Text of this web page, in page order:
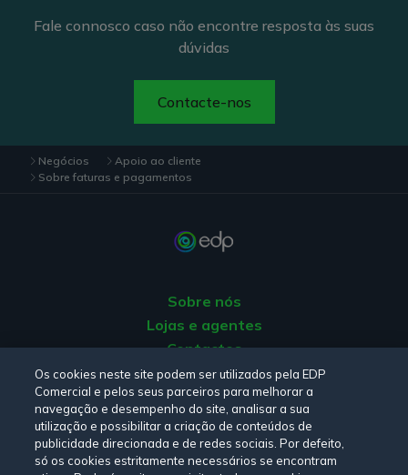
Fale connosco caso não encontre resposta às suas
dúvidas
Contacte-nos
Negócios
Apoio ao cliente
Sobre faturas e pagamentos
Sobre nós
Lojas e agentes
Contactos
Apoio ao Cliente
Origem da energia
Livro de Reclamações
Os cookies neste site podem ser utilizados pela EDP
Comercial e pelos seus parceiros para melhorar a
navegação e desempenho do site, analisar a sua
utilização e possibilitar a criação de conteúdos de
publicidade direcionada e de redes sociais. Por defeito,
só os cookies estritamente necessários se encontram